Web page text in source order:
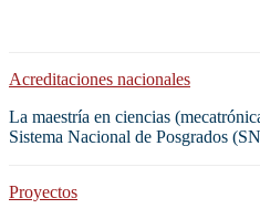
Acreditaciones nacionales
La maestría en ciencias
Sistema Nacional de Posgrados
Proyectos